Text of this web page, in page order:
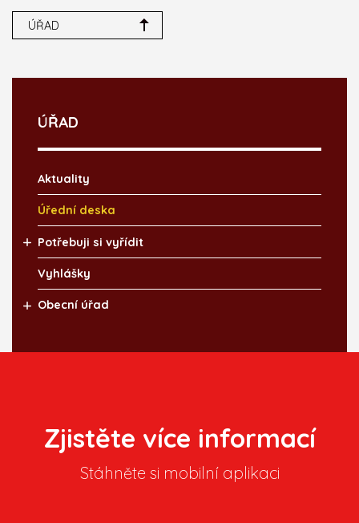
ÚŘAD
ÚŘAD
Aktuality
Úřední deska
Potřebuji si vyřídit
Vyhlášky
Obecní úřad
Zjistěte více informací
Stáhněte si mobilní aplikaci